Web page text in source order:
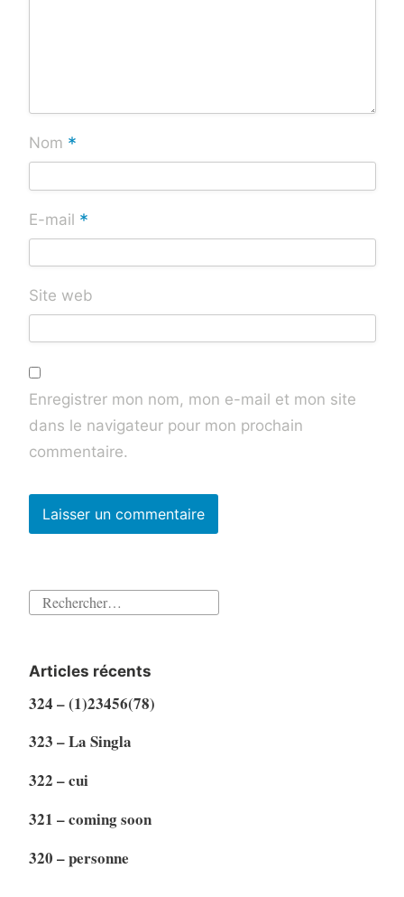
Nom *
E-mail *
Site web
Enregistrer mon nom, mon e-mail et mon site
dans le navigateur pour mon prochain
commentaire.
Rechercher :
Articles récents
324 – (1)23456(78)
323 – La Singla
322 – cui
321 – coming soon
320 – personne